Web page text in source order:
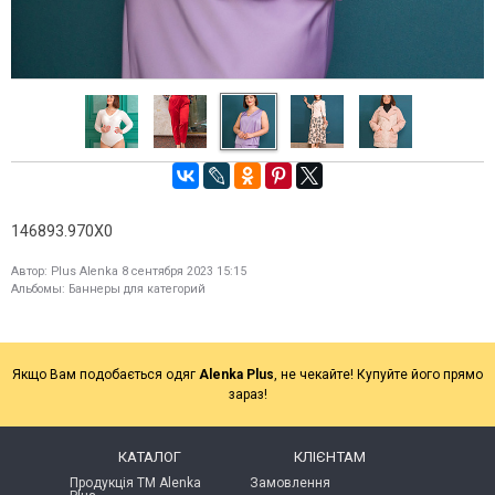
146893.970X0
Автор: Plus Alenka 8 сентября 2023 15:15
Альбомы: Баннеры для категорий
Якщо Вам подобається одяг Alenka Plus, не чекайте! Купуйте його прямо
зараз!
КАТАЛОГ
Продукція ТМ Alenka
КЛІЄНТАМ
Замовлення